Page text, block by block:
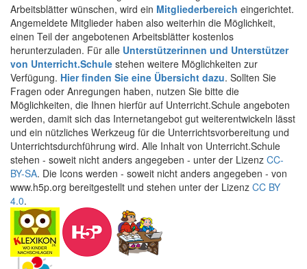
Arbeitsblätter wünschen, wird ein Mitgliederbereich eingerichtet.
Angemeldete Mitglieder haben also weiterhin die Möglichkeit,
einen Teil der angebotenen Arbeitsblätter kostenlos
herunterzuladen. Für alle Unterstützerinnen und Unterstützer
von Unterricht.Schule stehen weitere Möglichkeiten zur
Verfügung. Hier finden Sie eine Übersicht dazu. Sollten Sie
Fragen oder Anregungen haben, nutzen Sie bitte die
Möglichkeiten, die Ihnen hierfür auf Unterricht.Schule angeboten
werden, damit sich das Internetangebot gut weiterentwickeln lässt
und ein nützliches Werkzeug für die Unterrichtsvorbereitung und
Unterrichtsdurchführung wird. Alle Inhalt von Unterricht.Schule
stehen - soweit nicht anders angegeben - unter der Lizenz CC-
BY-SA. Die Icons werden - soweit nicht anders angegeben - von
www.h5p.org bereitgestellt und stehen unter der Lizenz CC BY
4.0.